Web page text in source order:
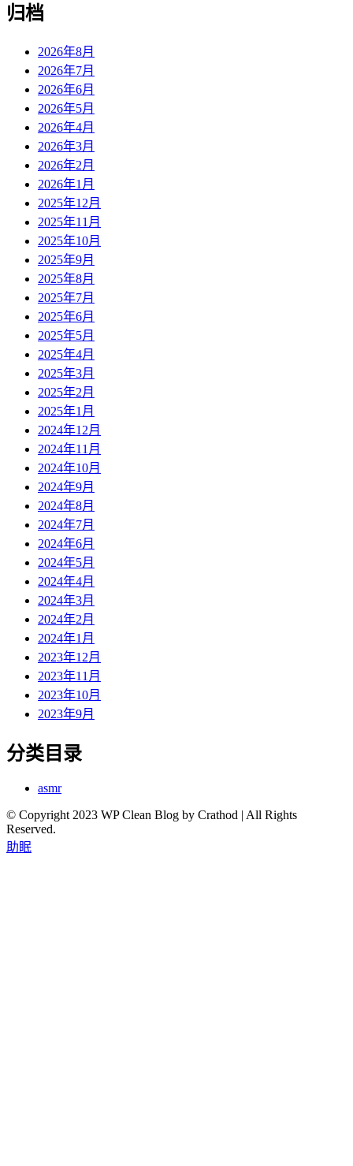
归档
2026年8月
2026年7月
2026年6月
2026年5月
2026年4月
2026年3月
2026年2月
2026年1月
2025年12月
2025年11月
2025年10月
2025年9月
2025年8月
2025年7月
2025年6月
2025年5月
2025年4月
2025年3月
2025年2月
2025年1月
2024年12月
2024年11月
2024年10月
2024年9月
2024年8月
2024年7月
2024年6月
2024年5月
2024年4月
2024年3月
2024年2月
2024年1月
2023年12月
2023年11月
2023年10月
2023年9月
分类目录
asmr
© Copyright 2023 WP Clean Blog by Crathod | All Rights
Reserved.
助眠